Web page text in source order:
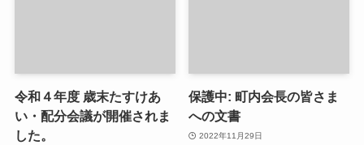
令和４年度 歳末たすけあ
い・配分会議が開催されま
した。
保護中: 町内会長の皆さま
への文書
2022年11月29日